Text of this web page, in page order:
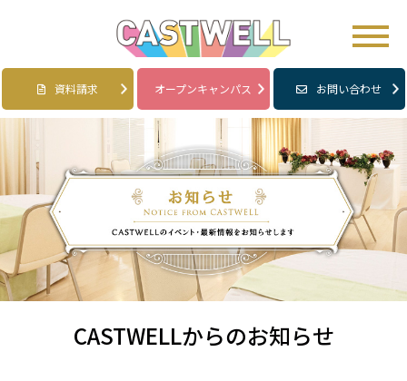
資料請求 オープンキャンパス お問い合わせ
CASTWELLからのお知らせ